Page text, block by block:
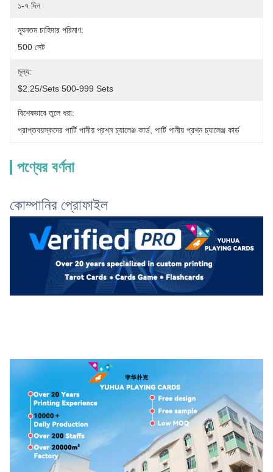
১-৭ দিন
ন্যূনতম চাহিদার পরিমাণ:
500 সেট
মূল্য:
$2.25/sets 500-999 Sets
বিশেষভাবে তুলে ধরা:
প্রাপ্তবয়স্কদের পার্টি পানীয় প্রশ্ন চ্যালেঞ্জ কার্ড, পার্টি পানীয় প্রশ্ন চ্যালেঞ্জ কার্ড
পণ্যের বর্ণনা
কোম্পানির প্রোফাইল